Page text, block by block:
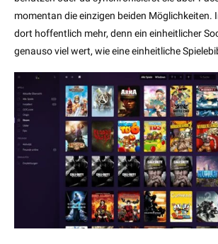
momentan die einzigen beiden Möglichkeiten.
dort hoffentlich mehr, denn ein einheitlicher
genauso viel wert, wie eine einheitliche